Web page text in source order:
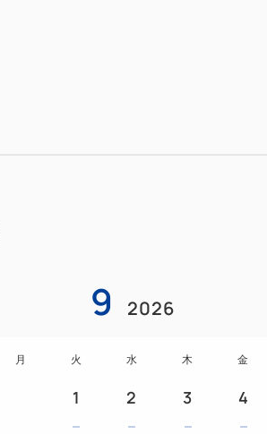
9 2026
月 火 水 木 金
1 2 3 4